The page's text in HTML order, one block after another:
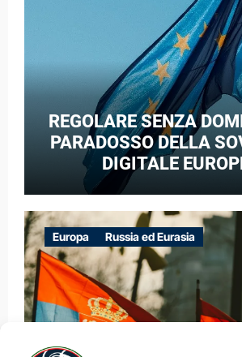
REGOLARE SENZA
PARADOSSO DELLA
DIGITALE
Europa Russia ed Eurasia